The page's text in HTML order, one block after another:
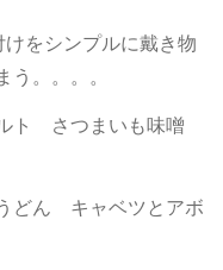
をシンプルに戴き物
う。。。。
さつまいも味噌
ん キャベツとアボ